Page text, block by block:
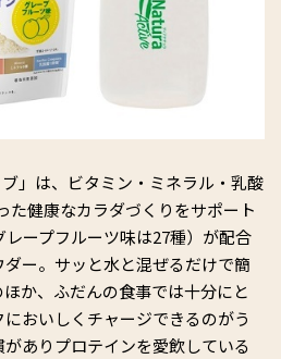
ブ」は、ビタミン・ミネラル・乳酸
た健康なカラダづくりをサポート
ープフルーツ味は27種）が配合
ー。サッと水と混ぜるだけで簡
か、ふだんの食事では十分にと
おいしくチャージできるのがう
ありプロテインを愛飲している